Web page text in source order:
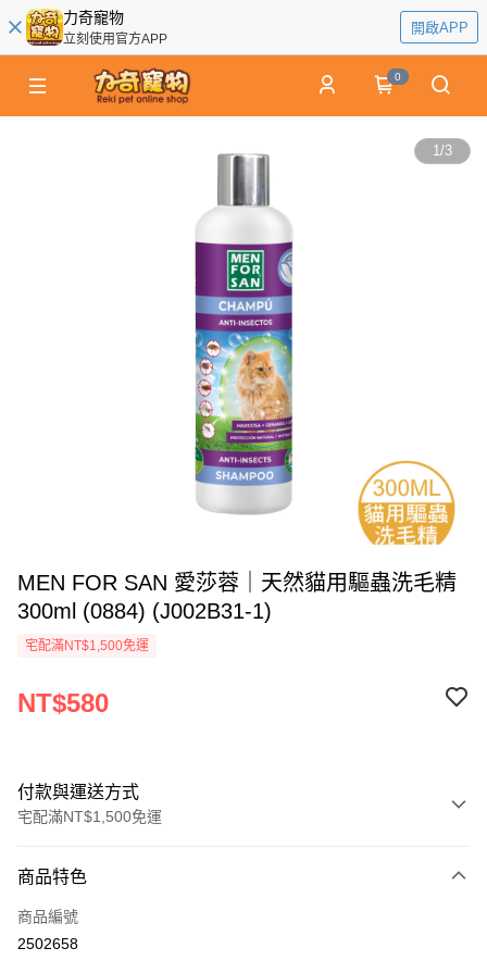
力奇寵物
立刻使用官方APP
開啟APP
0
1/3
MEN FOR SAN 愛莎蓉｜天然貓用驅蟲洗毛精
300ml (0884) (J002B31-1)
宅配滿NT$1,500免運
NT$580
付款與運送方式
宅配滿NT$1,500免運
信用卡一次付款
LINE Pay
商品特色
商品編號
2502658